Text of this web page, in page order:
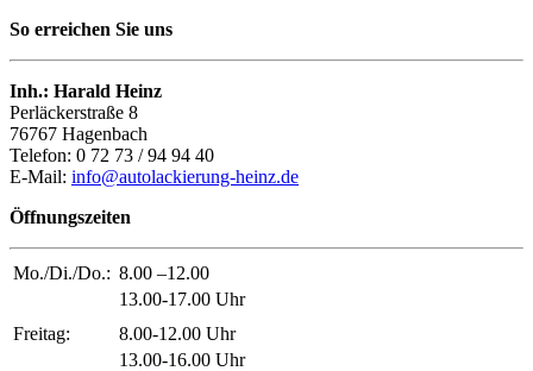
So erreichen Sie uns
Inh.: Harald Heinz
Perläckerstraße 8
76767 Hagenbach
Telefon: 0 72 73 / 94 94 40
E-Mail: info@autolackierung-heinz.de
Öffnungszeiten
Mo./Di./Do.: 8.00 –12.00
13.00-17.00 Uhr
Freitag:
8.00-12.00 Uhr
13.00-16.00 Uhr